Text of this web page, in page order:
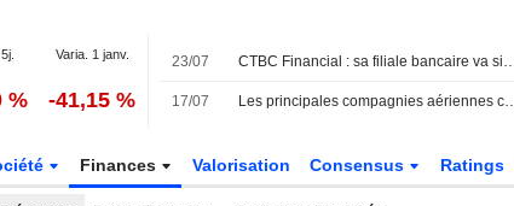
Varia. 1 janv.
% -41,15 %
23/07 CTBC Financial : sa filiale bancaire va signer un accord
17/07 Les principales compagnies aériennes chinoises
Finances Valorisation Consensus Ratings